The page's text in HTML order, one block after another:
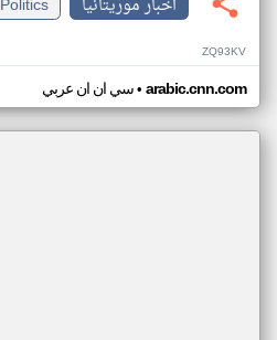
اخبار موريتانيا
Politics
ZQ93KV
سي ان ان عربي• arabic.cnn.com